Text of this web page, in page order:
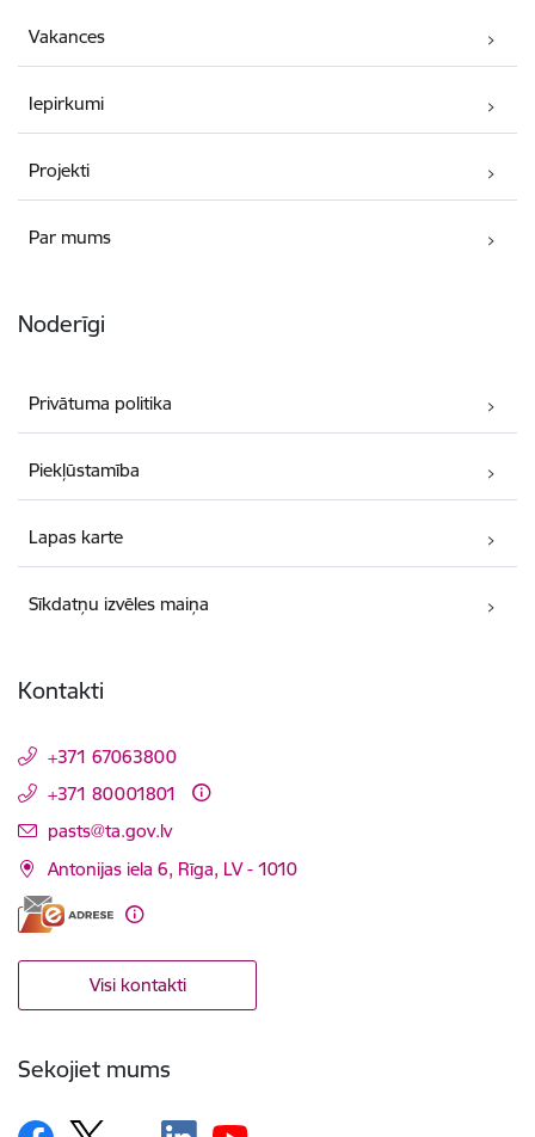
Vakances
Iepirkumi
Projekti
Par mums
Noderīgi
Privātuma politika
Piekļūstamība
Lapas karte
Sīkdatņu izvēles maiņa
Kontakti
+371 67063800
+371 80001801
E-pasts:
pasts@ta.gov.lv
Antonijas iela 6, Rīga, LV - 1010
Visi kontakti
Sekojiet mums